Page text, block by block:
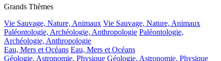
Grands Thèmes
Vie Sauvage, Nature, Animaux Vie Sauvage, Nature, Animaux
Paléontologie, Archéologie, Anthropologie Paléontologie,
Archéologie, Anthropologie
Eau, Mers et Océans Eau, Mers et Océans
Géologie, Astronomie, Physique Géologie, Astronomie, Physique